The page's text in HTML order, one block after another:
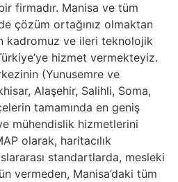
firmadır. Manisa ve tüm
çözüm ortağınız olmaktan
kadromuz ve ileri teknolojik
hizmet vermekteyiz.
(Yunusemre ve
Alaşehir, Salihli, Soma,
tamamında en geniş
mühendislik hizmetlerini
olarak, haritacılık
standartlarda, mesleki
vermeden, Manisa’daki tüm